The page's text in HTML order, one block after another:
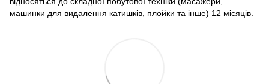
машинки для видалення катишків, плойки та інше) 12 місяців.